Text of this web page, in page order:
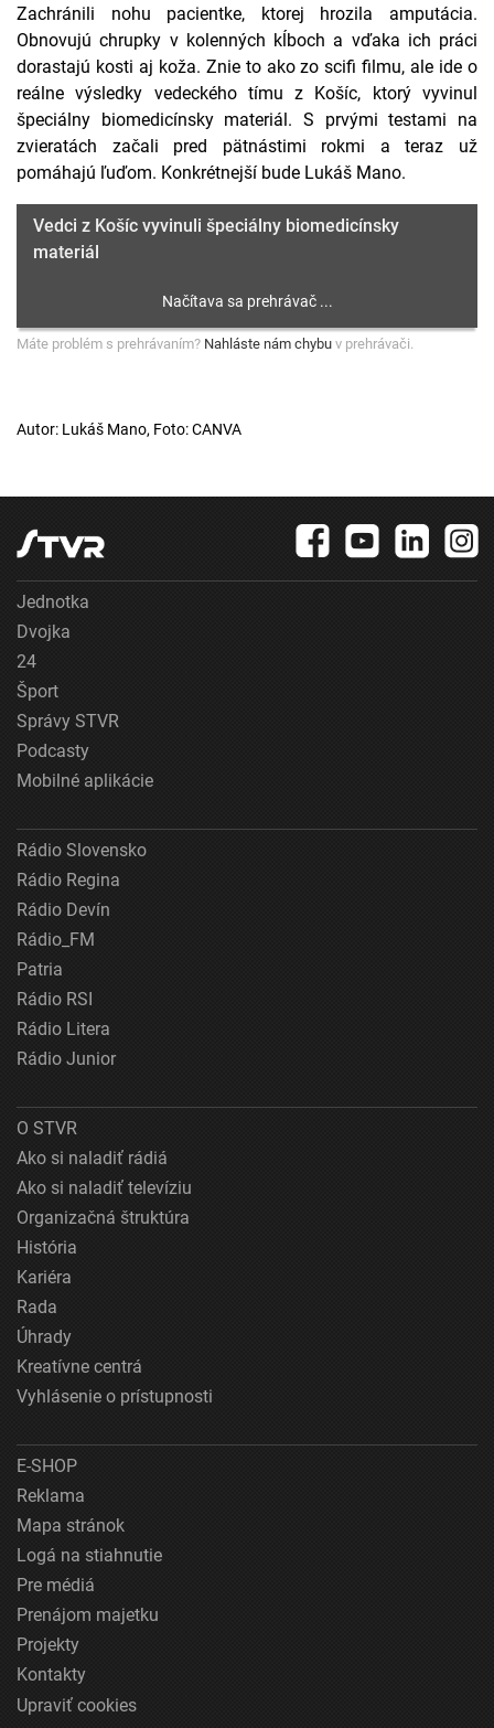
Zachránili nohu pacientke, ktorej hrozila amputácia.
Obnovujú chrupky v kolenných kĺboch a vďaka ich práci
dorastajú kosti aj koža. Znie to ako zo scifi filmu, ale ide o
reálne výsledky vedeckého tímu z Košíc, ktorý vyvinul
špeciálny biomedicínsky materiál. S prvými testami na
zvieratách začali pred pätnástimi rokmi a teraz už
pomáhajú ľuďom. Konkrétnejší bude Lukáš Mano.
Vedci z Košíc vyvinuli špeciálny biomedicínsky
materiál
Máte problém s prehrávaním? Nahláste nám chybu v prehrávači.
Autor: Lukáš Mano, Foto: CANVA
Jednotka
Dvojka
24
Šport
Správy STVR
Podcasty
Mobilné aplikácie
Rádio Slovensko
Rádio Regina
Rádio Devín
Rádio_FM
Patria
Rádio RSI
Rádio Litera
Rádio Junior
O STVR
Ako si naladiť rádiá
Ako si naladiť televíziu
Organizačná štruktúra
História
Kariéra
Rada
Úhrady
Kreatívne centrá
Vyhlásenie o prístupnosti
E-SHOP
Reklama
Mapa stránok
Logá na stiahnutie
Pre médiá
Prenájom majetku
Projekty
Kontakty
Upraviť cookies